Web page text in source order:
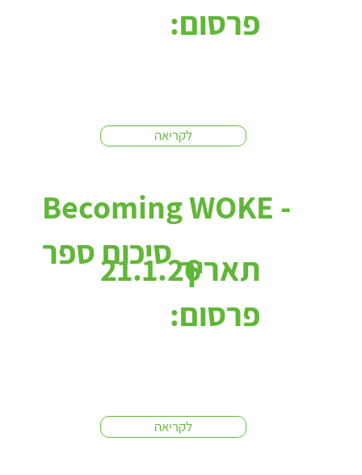
לקריאה
פרסום:
Becoming WOKE -
סיכום ספר
לקריאה
21.1.26תאריך
פרסום: